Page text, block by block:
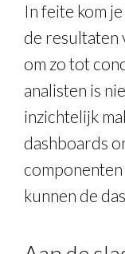
In feite kom
de resultaten
om zo tot
analisten is
inzichtelijk
dashboards
kunnen de